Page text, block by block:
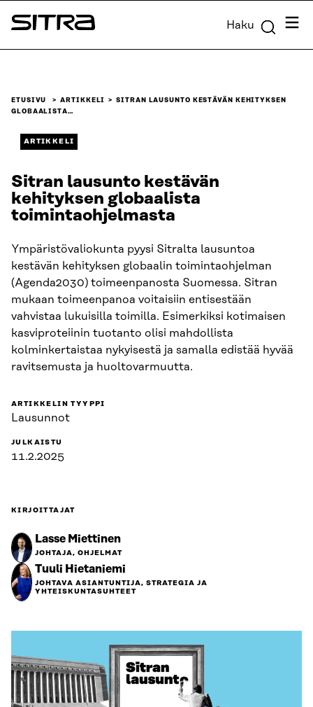
Siirry
suoraan
Sitra Haku
ETUSIVU ARTIKKELI
SITRAN LAUSUNTO KESTÄVÄN KEHITYKSEN
GLOBAALISTA…
ARTIKKELI
Sitran lausunto kestävän
kehityksen globaalista
toimintaohjelmasta
Ympäristövaliokunta pyysi Sitralta lausuntoa
kestävän kehityksen globaalin toimintaohjelman
(Agenda2030) toimeenpanosta Suomessa. Sitran
mukaan toimeenpanoa voitaisiin entisestään
vahvistaa lukuisilla toimilla. Esimerkiksi kotimaisen
kasviproteiinin tuotanto olisi mahdollista
kolminkertaistaa nykyisestä ja samalla edistää hyvää
ravitsemusta ja huoltovarmuutta.
ARTIKKELIN TYYPPI
Lausunnot
JULKAISTU
11.2.2025
KIRJOITTAJAT
Lasse Miettinen
JOHTAJA, OHJELMAT
Tuuli Hietaniemi
JOHTAVA ASIANTUNTIJA, STRATEGIA JA
YHTEISKUNTASUHTEET